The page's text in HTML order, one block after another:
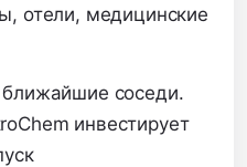
отели, медицинские
ближайшие соседи.
инвестирует